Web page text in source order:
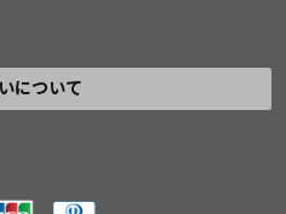
いままだ。
について